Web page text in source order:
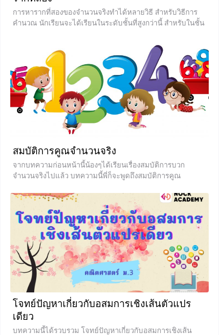
การหารากที่สองของจำนวนจริงทำได้หลายวิธี สำหรับวิธีการ
คำนวณ นักเรียนจะได้เรียนในระดับชั้นที่สูงกว่านี้ สำหรับในชั้น
+21
สมบัติการคูณจำนวนจริง
จากบทความก่อนหน้านี้น้องๆได้เรียนเรื่องสมบัติการบวก
จำนวนจริงไปแล้ว บทความนี้พี่ก็จะพูดถึงสมบัติการคูณ
การแจกแจงเข้ามา เนื้อหาเหล่านี้ล้วนเป็นพื้นฐานสำคัญที่จะใช้
ในการเรียนเนื้อหาบทต่อๆไป เมื่อน้องๆอ่านบทความนี้แล้ว
น้องๆจะเรียนเนื้อหาบทต่อๆไปได้ง่ายขึ้นแน่นอนค่ะ
+2
โจทย์ปัญหาเกี่ยวกับอสมการเชิงเส้นตัวแปร
เดียว
บทความนี้ได้รวบรวม โจทย์ปัญหาเกี่ยวกับอสมการเชิงเส้น